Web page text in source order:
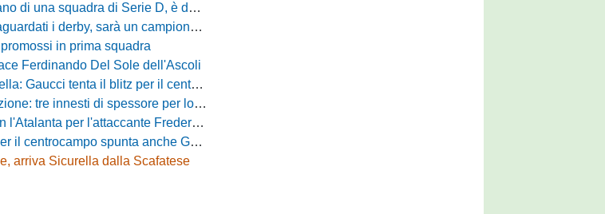
di Serie D, è da rifare il programma Coppa Italia
i derby, sarà un campionato avvincente»
in prima squadra
Ferdinando Del Sole dell'Ascoli
il blitz per il centrocampista del Cosenza
di spessore per lo scacchiere di Vinicio Espinal
per l'attaccante Frederick Samuel Ndongue
spunta anche Gerardo Di Gilio
arriva Sicurella dalla Scafatese